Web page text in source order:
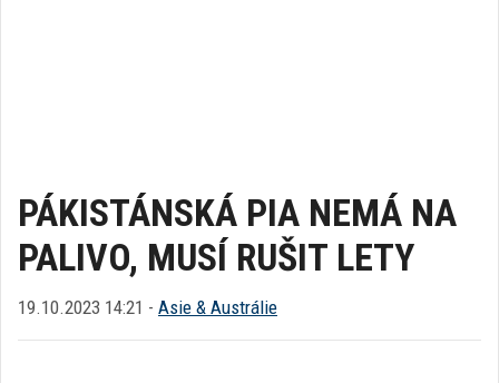
PÁKISTÁNSKÁ PIA NEMÁ NA
PALIVO, MUSÍ RUŠIT LETY
19.10.2023 14:21 - Asie & Austrálie